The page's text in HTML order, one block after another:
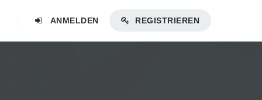
ANMELDEN REGISTRIEREN